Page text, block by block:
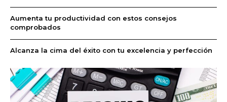
Aumenta tu productividad con estos consejos
comprobados
Alcanza la cima del éxito con tu excelencia y perfección